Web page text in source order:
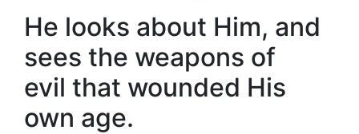
He looks about Him, and
sees the weapons of
evil that wounded His
own age.